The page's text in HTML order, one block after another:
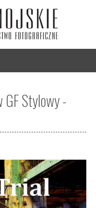
GF Stylowy -